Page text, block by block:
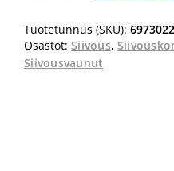
35mm
22mm
putkeen
Tuotetunnus (SKU): 6973022
Osastot: Siivous,
Siivousvaunut